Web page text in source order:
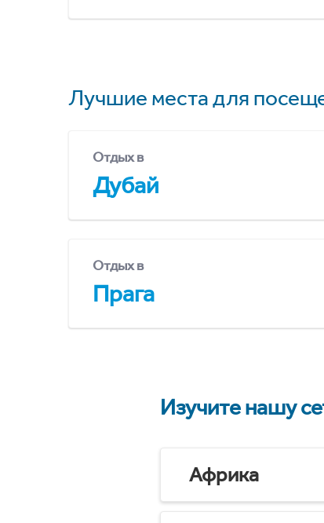
Лучшие места для
Отдых в
Дубай
Отдых в
Прага
Изучите нашу
Африка